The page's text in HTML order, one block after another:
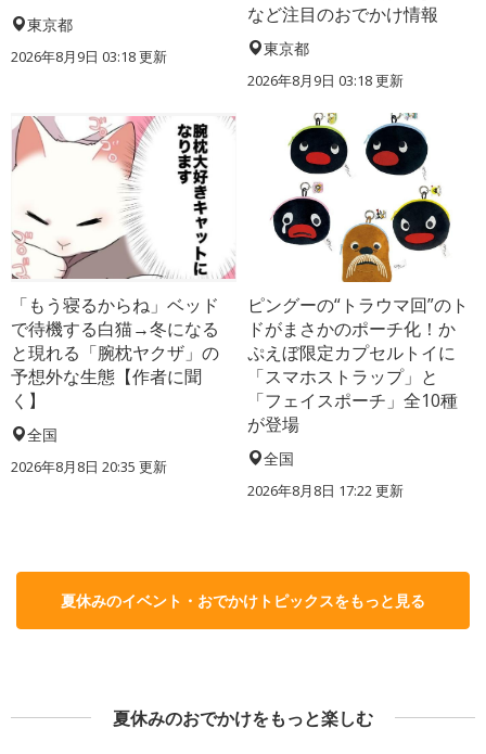
東京都
2026年8月9日 03:18更新
など注目のおでかけ情報
東京都
2026年8月9日 03:18更新
「もう寝るからね」ベッド
で待機する白猫→冬になる
と現れる「腕枕ヤクザ」の
予想外な生態【作者に聞
く】
全国
2026年8月8日 20:35 更新
ピングーの“トラウマ回”のト
ドがまさかのポーチ化！か
ぷえぼ限定カプセルトイに
「スマホストラップ」と
「フェイスポーチ」全10種
が登場
全国
2026年8月8日 17:22更新
夏休みのイベント・おでかけトピックスをもっと見る
夏休みのおでかけをもっと楽しむ